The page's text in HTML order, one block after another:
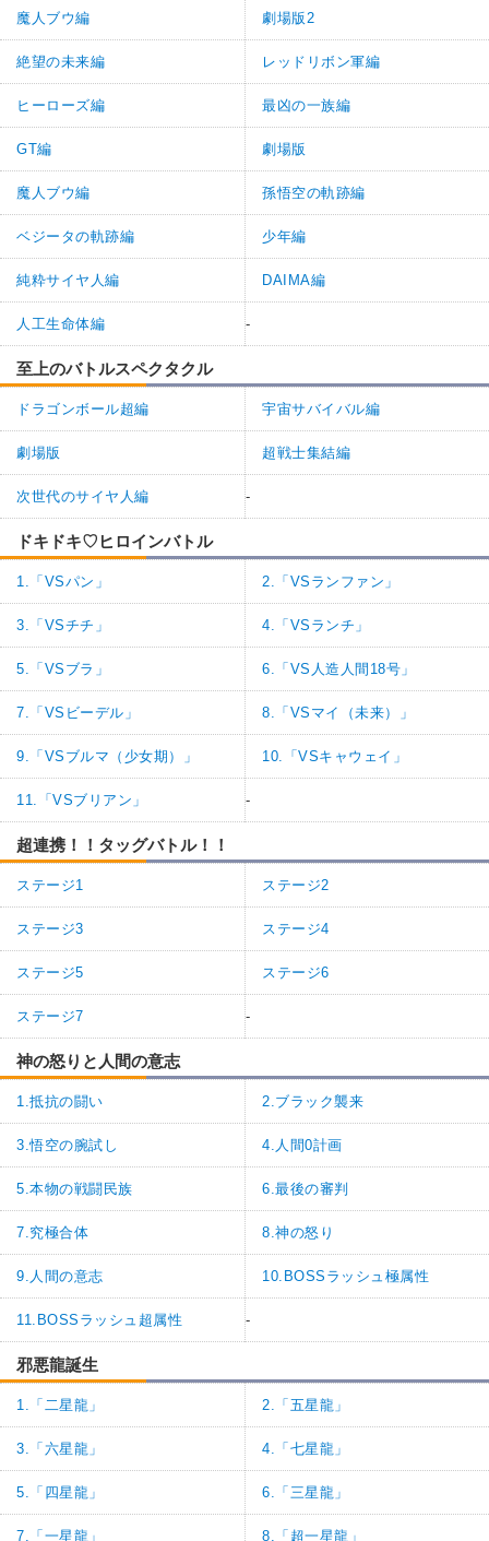
魔人ブウ編 劇場版2
絶望の未来編 レッドリボン軍編
ヒーローズ編 最凶の一族編
GT編 劇場版
魔人ブウ編 孫悟空の軌跡編
ベジータの軌跡編 少年編
純粋サイヤ人編 DAIMA編
人工生命体編 -
至上のバトルスペクタクル
ドラゴンボール超編 宇宙サバイバル編
劇場版 超戦士集結編
次世代のサイヤ人編 -
ドキドキ♡ヒロインバトル
1.「VSパン」 2.「VSランファン」
3.「VSチチ」 4.「VSランチ」
5.「VSブラ」 6.「VS人造人間18号」
7.「VSビーデル」 8.「VSマイ（未来）」
9.「VSブルマ（少女期）」 10.「VSキャウェイ」
11.「VSブリアン」 -
超連携！！タッグバトル！！
ステージ1 ステージ2
ステージ3 ステージ4
ステージ5 ステージ6
ステージ7 -
神の怒りと人間の意志
1.抵抗の闘い 2.ブラック襲来
3.悟空の腕試し 4.人間0計画
5.本物の戦闘民族 6.最後の審判
7.究極合体 8.神の怒り
9.人間の意志 10.BOSSラッシュ極属性
11.BOSSラッシュ超属性 -
邪悪龍誕生
1.「二星龍」 2.「五星龍」
3.「六星龍」 4.「七星龍」
5.「四星龍」 6.「三星龍」
7.「一星龍」 8.「超一星龍」